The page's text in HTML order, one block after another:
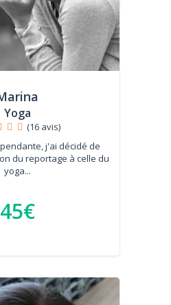
Yoga
(16 avis)
j'ai décidé de
du reportage à celle du
yoga...
45€